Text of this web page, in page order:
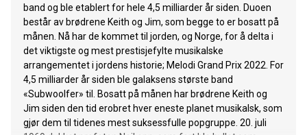
band og ble etablert for hele 4,5 milliarder år siden. Duoen
består av brødrene Keith og Jim, som begge to er bosatt på
månen. Nå har de kommet til jorden, og Norge, for å delta i
det viktigste og mest prestisjefylte musikalske
arrangementet i jordens historie; Melodi Grand Prix 2022. For
4,5 milliarder år siden ble galaksens største band
«Subwoolfer» til. Bosatt på månen har brødrene Keith og
Jim siden den tid erobret hver eneste planet musikalsk, som
gjør dem til tidenes mest suksessfulle popgruppe. 20. juli